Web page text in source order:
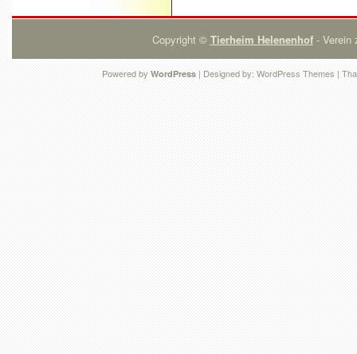
Copyright © Tierheim Helenenhof- Verein
Powered by WordPress | Designed by: WordPress Themes |